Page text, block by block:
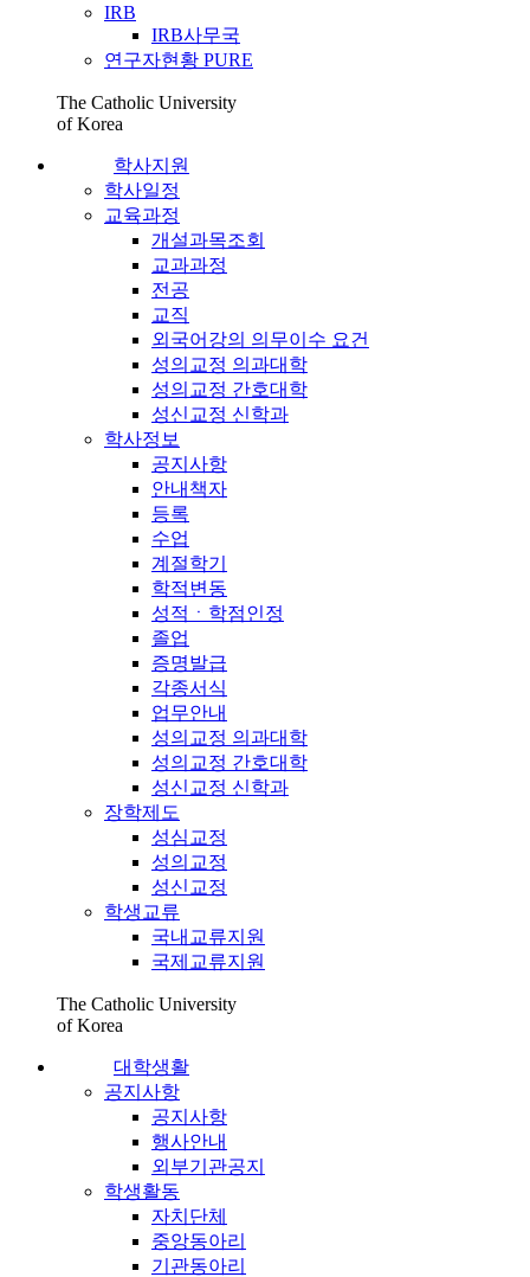
IRB
IRB사무국
연구자현황 PURE
The Catholic University
of Korea
학사지원
학사일정
교육과정
개설과목조회
교과과정
전공
교직
외국어강의 의무이수 요건
성의교정 의과대학
성의교정 간호대학
성신교정 신학과
학사정보
공지사항
안내책자
등록
수업
계절학기
학적변동
성적ㆍ학점인정
졸업
증명발급
각종서식
업무안내
성의교정 의과대학
성의교정 간호대학
성신교정 신학과
장학제도
성심교정
성의교정
성신교정
학생교류
국내교류지원
국제교류지원
The Catholic University
of Korea
대학생활
공지사항
공지사항
행사안내
외부기관공지
학생활동
자치단체
중앙동아리
기관동아리